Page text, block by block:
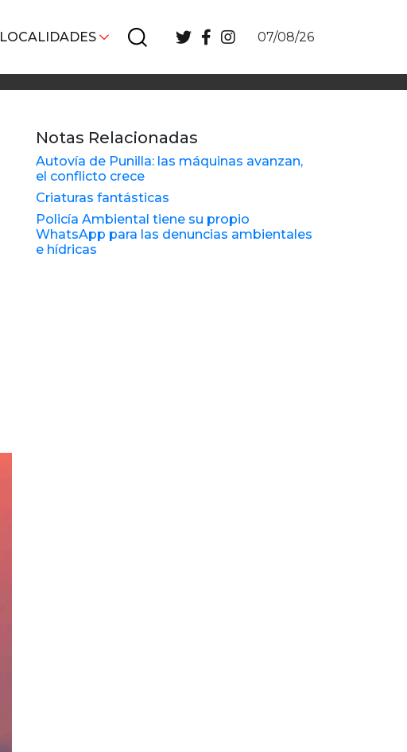
LOCALIDADES 07/08/26
Notas Relacionadas
Autovía de Punilla: las máquinas avanzan,
el conflicto crece
Criaturas fantásticas
Policía Ambiental tiene su propio
WhatsApp para las denuncias ambientales
e hídricas